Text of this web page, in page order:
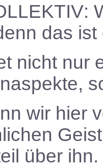
:
das
nicht nur
wir hier
über ihn.